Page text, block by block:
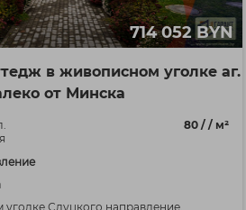
714 052 BYN
в живописном уголке аг.
от Минска
80 / / м²
Слуцкого направление,